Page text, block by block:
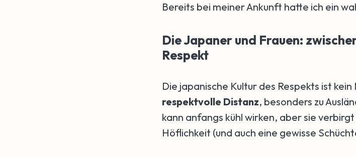
Bereits bei meiner Ankunft hatte ich ein
Die Japaner und Frauen:
Respekt
Die japanische Kultur des Respekts ist
respektvolle Distanz, besonders zu
kann anfangs kühl wirken, aber sie
Höflichkeit (und auch eine gewisse